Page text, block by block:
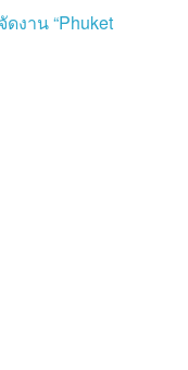
งาน “Phuket